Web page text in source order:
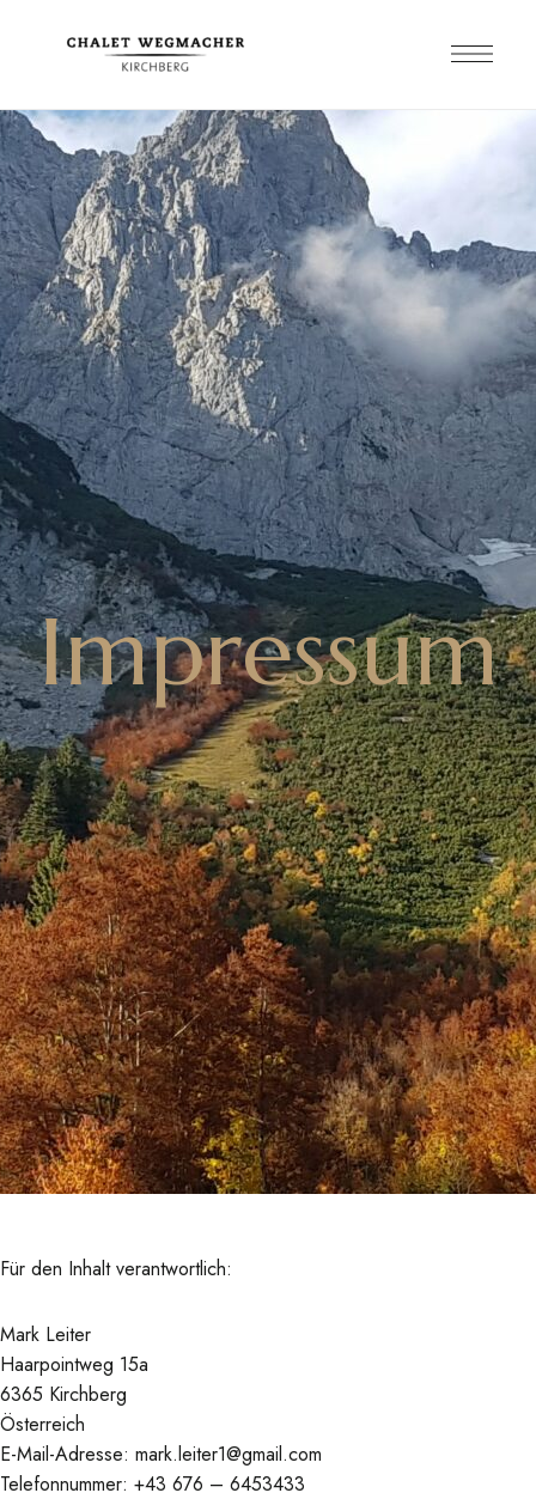
Impressum
Für den Inhalt verantwortlich:
Mark Leiter
Haarpointweg 15a
6365 Kirchberg
Österreich
E-Mail-Adresse: mark.leiter1@gmail.com
Telefonnummer: +43 676 – 6453433